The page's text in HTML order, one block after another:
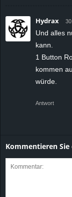
Hydrax
Und alles
kann.
1 Button
kommen
würde.
Antwort
Kommentieren